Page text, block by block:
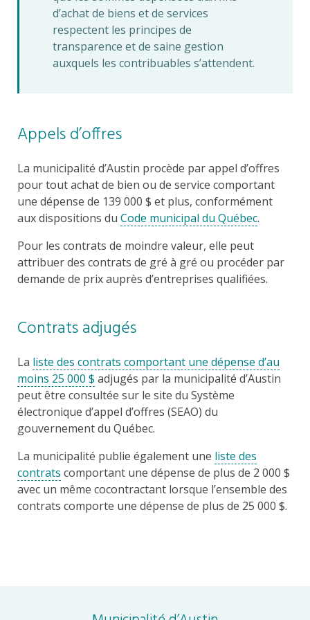
d’achat de biens et de services
respectent les principes de
transparence et de saine gestion
auxquels les contribuables s’attendent.
Appels d’offres
La municipalité d’Austin procède par appel d’offres
pour tout achat de bien ou de service comportant
une dépense de 139 000 $ et plus, conformément
aux dispositions du Code municipal du Québec.
Pour les contrats de moindre valeur, elle peut
attribuer des contrats de gré à gré ou procéder par
demande de prix auprès d’entreprises qualifiées.
Contrats adjugés
La liste des contrats comportant une dépense d’au
moins 25 000 $ adjugés par la municipalité d’Austin
peut être consultée sur le site du Système
électronique d’appel d’offres (SEAO) du
gouvernement du Québec.
La municipalité publie également une liste des
contrats comportant une dépense de plus de 2 000 $
avec un même cocontractant lorsque l’ensemble des
contrats comporte une dépense de plus de 25 000 $.